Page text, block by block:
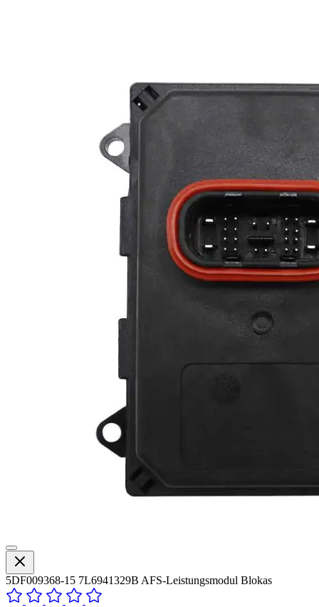
5DF009368-15 7L6941329B AFS-Leistungsmodul Blokas